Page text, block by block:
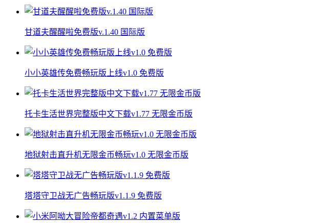
甘道夫醒醒啦免费版v.1.40 国际版
小小英雄传免费畅玩版上线v1.0 免费版
托卡生活世界完整版中文下载v1.77 无限金币版
地狱射击直升机无限金币畅玩v1.0 无限金币版
塔塔守卫战无广告畅玩版v1.1.9 免费版